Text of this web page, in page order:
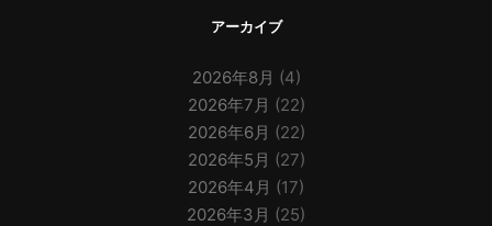
アーカイブ
2026年8月 (4)
2026年7月 (22)
2026年6月 (22)
2026年5月 (27)
2026年4月 (17)
2026年3月 (25)